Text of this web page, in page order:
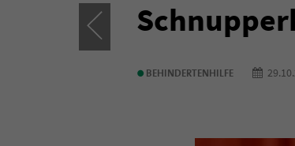
• BEHINDERTENHILFE